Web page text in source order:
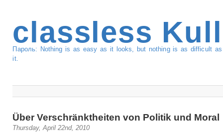
classless
Пароль: Nothing is as easy as it looks, but nothing is as difficult
it.
Über Verschränktheiten von Politik und Moral
Thursday, April 22nd, 2010